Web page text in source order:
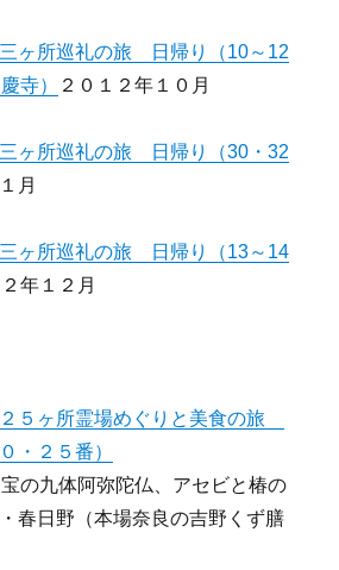
ヶ所巡礼の旅 日帰り（10～12
寺）
２０１２年１０月
ヶ所巡礼の旅 日帰り（30・32
月
ヶ所巡礼の旅 日帰り（13～14
年１２月
５ヶ所霊場めぐりと美食の旅
・２５番）
の九体阿弥陀仏、アセビと椿の
春日野（本場奈良の吉野くず膳